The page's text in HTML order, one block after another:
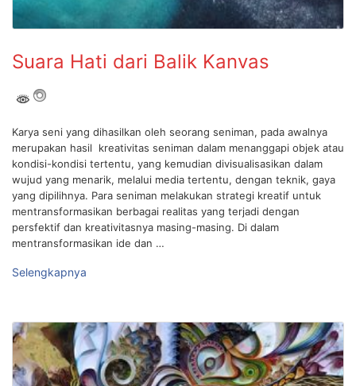
Suara Hati dari Balik Kanvas
Karya seni yang dihasilkan oleh seorang seniman, pada awalnya
merupakan hasil kreativitas seniman dalam menanggapi objek atau
kondisi-kondisi tertentu, yang kemudian divisualisasikan dalam
wujud yang menarik, melalui media tertentu, dengan teknik, gaya
yang dipilihnya. Para seniman melakukan strategi kreatif untuk
mentransformasikan berbagai realitas yang terjadi dengan
persfektif dan kreativitasnya masing-masing. Di dalam
mentransformasikan ide dan …
Selengkapnya